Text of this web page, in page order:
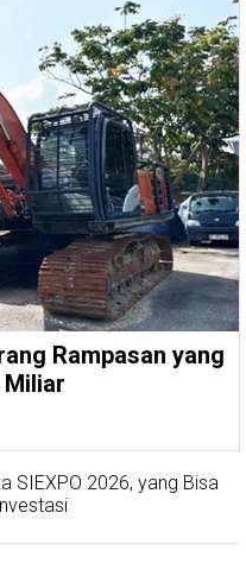
Rampasan yang
Miliar
SIEXPO 2026, yang Bisa